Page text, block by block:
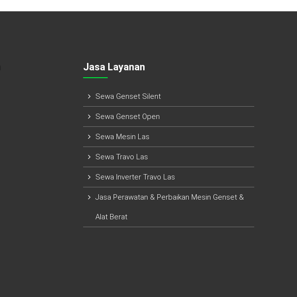
Jasa Layanan
Sewa Genset Silent
Sewa Genset Open
Sewa Mesin Las
Sewa Travo Las
Sewa Inverter Travo Las
Jasa Perawatan & Perbaikan Mesin Genset &
Alat Berat